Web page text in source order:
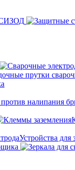
налипания
Устройства для